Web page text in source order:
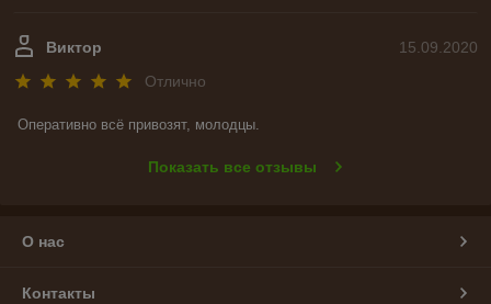
15.09.2020
Виктор
Отлично
Оперативно всё привозят, молодцы.
Показать все отзывы
О нас
Контакты